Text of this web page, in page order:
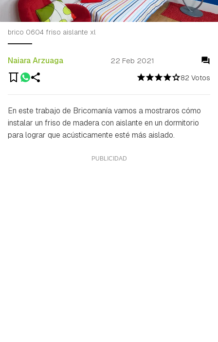
82 Votos
Naiara Arzuaga 22 Feb 2021
brico 0604 friso aislante xl
En este trabajo de Bricomanía vamos a mostraros cómo
instalar un friso de madera con aislante en un dormitorio
para lograr que acústicamente esté más aislado.